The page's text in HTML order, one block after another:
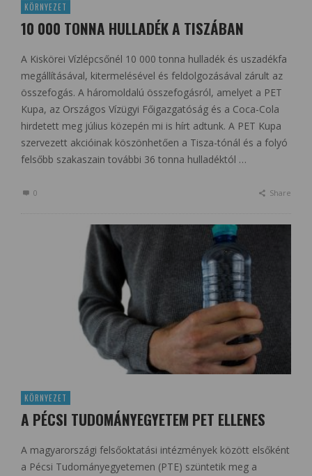
KÖRNYEZET
10 000 TONNA HULLADÉK A TISZÁBAN
A Kiskörei Vízlépcsőnél 10 000 tonna hulladék és uszadékfa
megállításával, kitermelésével és feldolgozásával zárult az
összefogás. A háromoldalú összefogásról, amelyet a PET
Kupa, az Országos Vízügyi Főigazgatóság és a Coca-Cola
hirdetett meg július közepén mi is hírt adtunk. A PET Kupa
szervezett akcióinak köszönhetően a Tisza-tónál és a folyó
felsőbb szakaszain további 36 tonna hulladéktól …
0 Share
KÖRNYEZET
A PÉCSI TUDOMÁNYEGYETEM PET ELLENES
A magyarországi felsőoktatási intézmények között elsőként
a Pécsi Tudományegyetemen (PTE) szüntetik meg a